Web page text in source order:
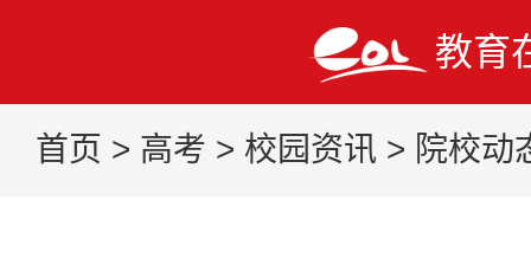
教育
首页 > 高考 > 校园资讯 > 院校动